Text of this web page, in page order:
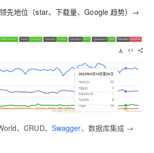
先地位（star、下载量、Google 趋势）→
、CRUD、 Swagger、数据库集成 →